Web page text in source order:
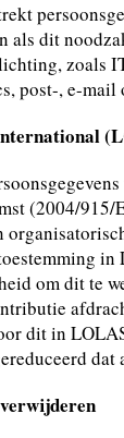
als dit
zoals
post-, e-mail
(2004/
in
om dit te
dit in